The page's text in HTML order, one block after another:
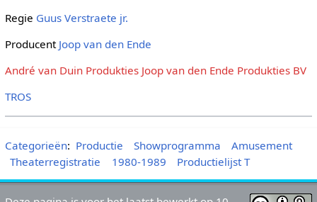
Regie Guus Verstraete jr.
Producent Joop van den Ende
André van Duin Produkties Joop van den Ende Produkties BV
TROS
Categorieën: Productie Showprogramma
Amusement
Theaterregistratie
1980-1989 Productielijst T